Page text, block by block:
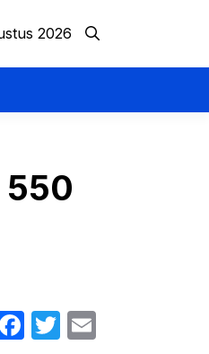
2026
550
Facebook
Twitter